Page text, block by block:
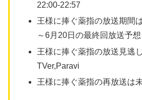
22:00-22:57
王様に捧ぐ薬指の放送期間
～6月20日の最終回放送予想
王様に捧ぐ薬指の放送見逃
TVer,Paravi
王様に捧ぐ薬指の再放送は